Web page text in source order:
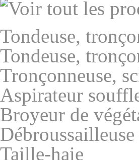
Tondeuse,
Tondeuse,
Tronçonneuse,
Aspirateur
Broyeur de
Taille-haie